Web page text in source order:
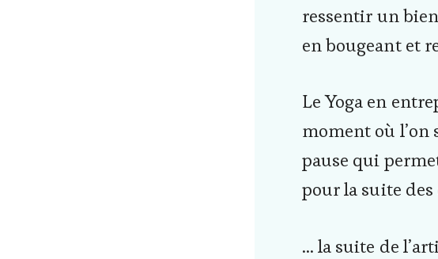
ressentir un
en bougeant et
Le Yoga en
moment où l’on
pause qui
pour la suite
… la suite de